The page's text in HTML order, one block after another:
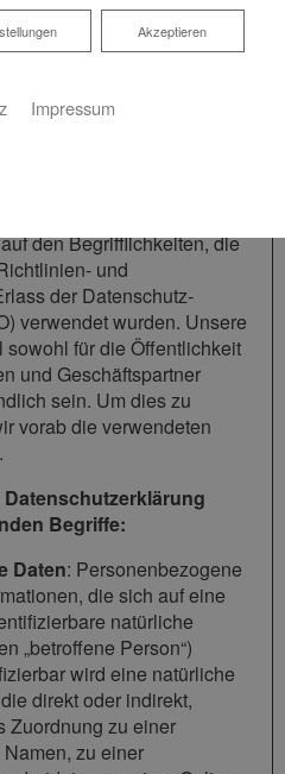
Sie daher hiermit
Ihrer Daten bei dem
den Begrifflichkeiten, die
und
der Datenschutz-
verwendet wurden. Unsere
für die Öffentlichkeit
und Geschäftspartner
sein. Um dies zu
vorab die verwendeten
Begriffe:
Daten: Personenbezogene
die sich auf eine
natürliche
„betroffene Person“)
wird eine natürliche
direkt oder indirekt,
Zuordnung zu einer
zu einer
Akzeptieren
Impressum